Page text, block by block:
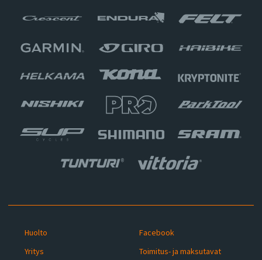
Huolto
Yritys
Facebook
Toimitus- ja maksutavat